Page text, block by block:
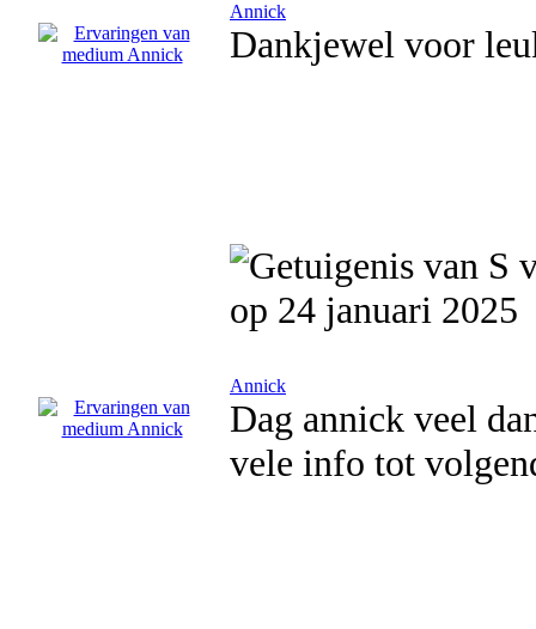
Annick
Dankjewel voor
op 24 januari 2025
Annick
Dag annick veel
vele info tot